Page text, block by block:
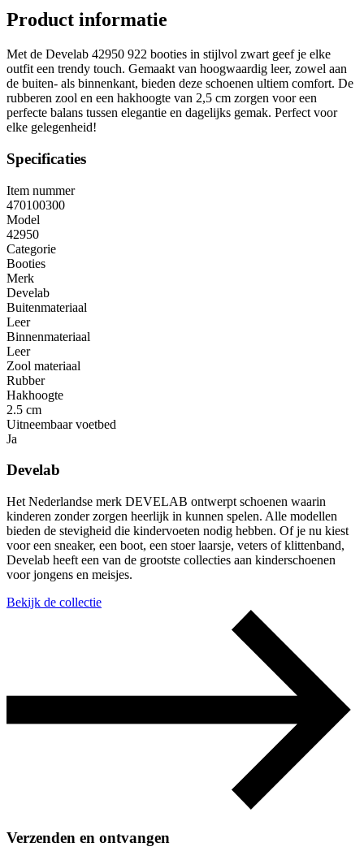
Product informatie
Met de Develab 42950 922 booties in stijlvol zwart geef je elke
outfit een trendy touch. Gemaakt van hoogwaardig leer, zowel aan
de buiten- als binnenkant, bieden deze schoenen ultiem comfort. De
rubberen zool en een hakhoogte van 2,5 cm zorgen voor een
perfecte balans tussen elegantie en dagelijks gemak. Perfect voor
elke gelegenheid!
Specificaties
Item nummer
470100300
Model
42950
Categorie
Booties
Merk
Develab
Buitenmateriaal
Leer
Binnenmateriaal
Leer
Zool materiaal
Rubber
Hakhoogte
2.5 cm
Uitneembaar voetbed
Ja
Develab
Het Nederlandse merk DEVELAB ontwerpt schoenen waarin
kinderen zonder zorgen heerlijk in kunnen spelen. Alle modellen
bieden de stevigheid die kindervoeten nodig hebben. Of je nu kiest
voor een sneaker, een boot, een stoer laarsje, veters of klittenband,
Develab heeft een van de grootste collecties aan kinderschoenen
voor jongens en meisjes.
Bekijk de collectie
Verzenden en ontvangen